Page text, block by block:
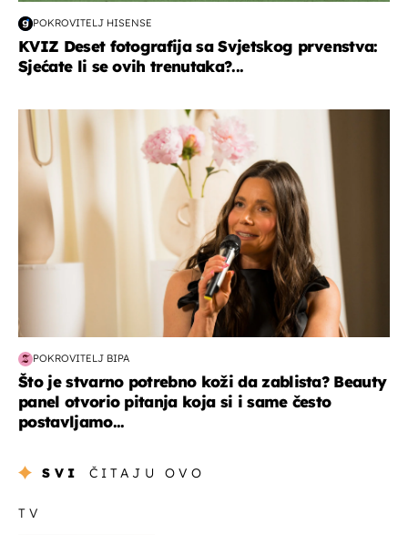
POKROVITELJ HISENSE
KVIZ Deset fotografija sa Svjetskog prvenstva:
Sjećate li se ovih trenutaka?...
moda & ljepota
POKROVITELJ BIPA
Što je stvarno potrebno koži da zablista? Beauty
panel otvorio pitanja koja si i same često
postavljamo...
SVI ČITAJU OVO
TV